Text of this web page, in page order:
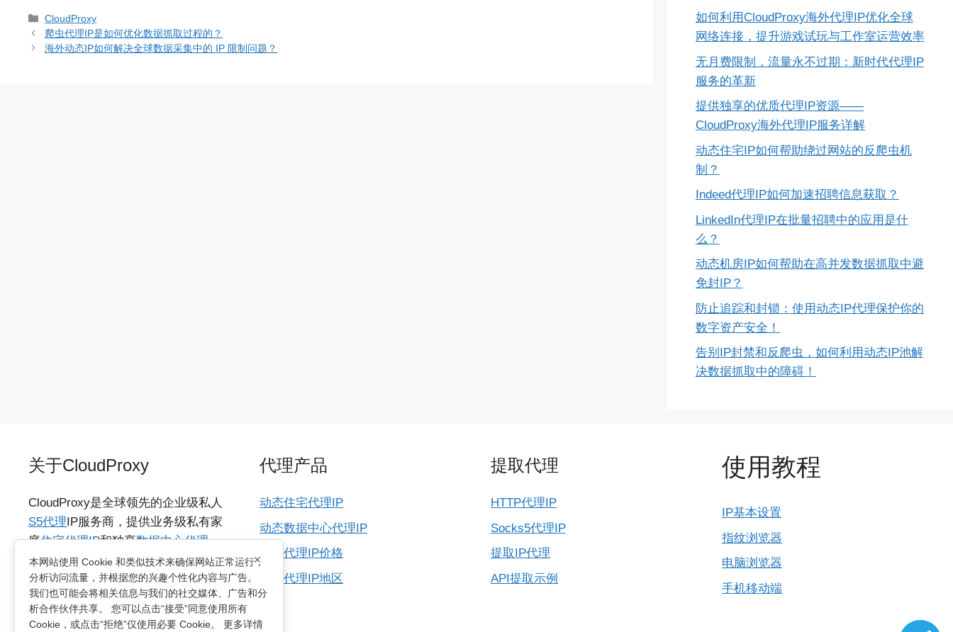
分
类
CloudProxy
爬虫代理IP是如何优化数据抓取过程的？
海外动态IP如何解决全球数据采集中的 IP 限制问题？
如何利用CloudProxy海外代理IP优化全球
网络连接，提升游戏试玩与工作室运营效率
无月费限制，流量永不过期：新时代代理IP
服务的革新
提供独享的优质代理IP资源——
CloudProxy海外代理IP服务详解
动态住宅IP如何帮助绕过网站的反爬虫机
制？
Indeed代理IP如何加速招聘信息获取？
LinkedIn代理IP在批量招聘中的应用是什
么？
动态机房IP如何帮助在高并发数据抓取中避
免封IP？
防止追踪和封锁：使用动态IP代理保护你的
数字资产安全！
告别IP封禁和反爬虫，如何利用动态IP池解
决数据抓取中的障碍！
关于CloudProxy
CloudProxy是全球领先的企业级私人
S5代理IP服务商，提供业务级私有家
庭住宅代理IP和独享数据中心代理
IP，具备城市级动态IP资源，支持
HTTP/SOCKS5协议，适用于各种多国
网络访问需求的业务。支持无限制并
发连接及动态轮换和粘性会话两种方
代理产品
动态住宅代理IP
动态数据中心代理IP
海外代理IP价格
所有代理IP地区
提取代理
HTTP代理IP
Socks5代理IP
提取IP代理
API提取示例
使用教程
IP基本设置
指纹浏览器
电脑浏览器
手机移动端
×
本网站使用 Cookie 和类似技术来确保网站正常运行，
分析访问流量，并根据您的兴趣个性化内容与广告。
我们也可能会将相关信息与我们的社交媒体、广告和分
析合作伙伴共享。 您可以点击“接受”同意使用所有
Cookie，或点击“拒绝”仅使用必要 Cookie。 更多详情